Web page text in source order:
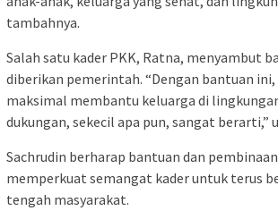
tambahnya.
Salah satu kader PKK, Ratna, menyambut
diberikan pemerintah. “Dengan bantuan
maksimal membantu keluarga di
dukungan, sekecil apa pun, sangat berarti,”
Sachrudin berharap bantuan dan
memperkuat semangat kader untuk terus
tengah masyarakat.